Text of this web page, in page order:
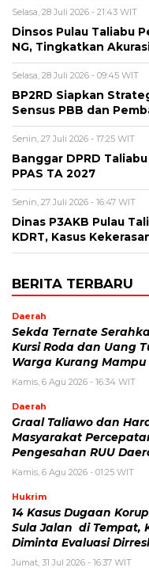
Selasa, 28 Juli 2026 - 21:43 WIT
Dinsos Pulau Taliabu
NG, Tingkatkan
Selasa, 28 Juli 2026 - 09:45 WIT
BP2RD Siapkan
Sensus PBB dan
Senin, 27 Juli 2026 - 17:25 WIT
Banggar DPRD
PPAS TA 2027
Senin, 27 Juli 2026 - 16:47 WIT
Dinas P3AKB Pulau
KDRT, Kasus
BERITA TERBARU
Daerah
Sekda Ternate
Kursi Roda dan Uang
Warga Kurang Mampu
Kamis, 6 Agu 2026 - 16:34 WIT
Daerah
Graal Taliawo dan
Masyarakat
Pengesahan RUU
Kamis, 6 Agu 2026 - 01:25 WIT
Hukrim
14 Kasus Dugaan
Sula Jalan di Tempat,
Diminta Evaluasi
Jumat, 31 Jul 2026 - 16:37 WIT